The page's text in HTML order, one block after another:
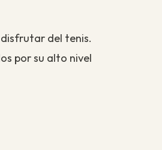
del tenis.
por su alto nivel